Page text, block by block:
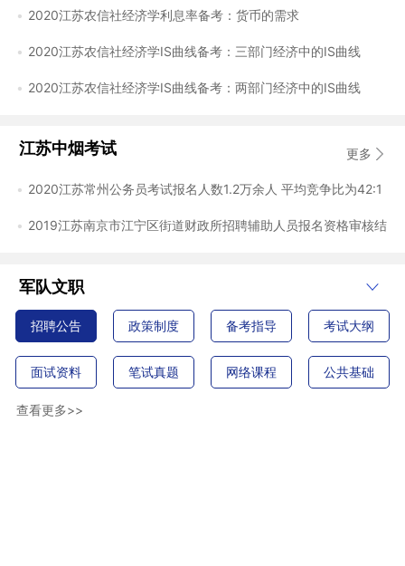
2020江苏农信社经济学利息率备考：货币的需求
2020江苏农信社经济学IS曲线备考：三部门经济中的IS曲线
2020江苏农信社经济学IS曲线备考：两部门经济中的IS曲线
江苏中烟考试 更多
2020江苏常州公务员考试报名人数1.2万余人 平均竞争比为42:1
2019江苏南京市江宁区街道财政所招聘辅助人员报名资格审核结
军队文职
招聘公告 政策制度 备考指导 考试大纲
面试资料 笔试真题 网络课程 公共基础
查看更多>>